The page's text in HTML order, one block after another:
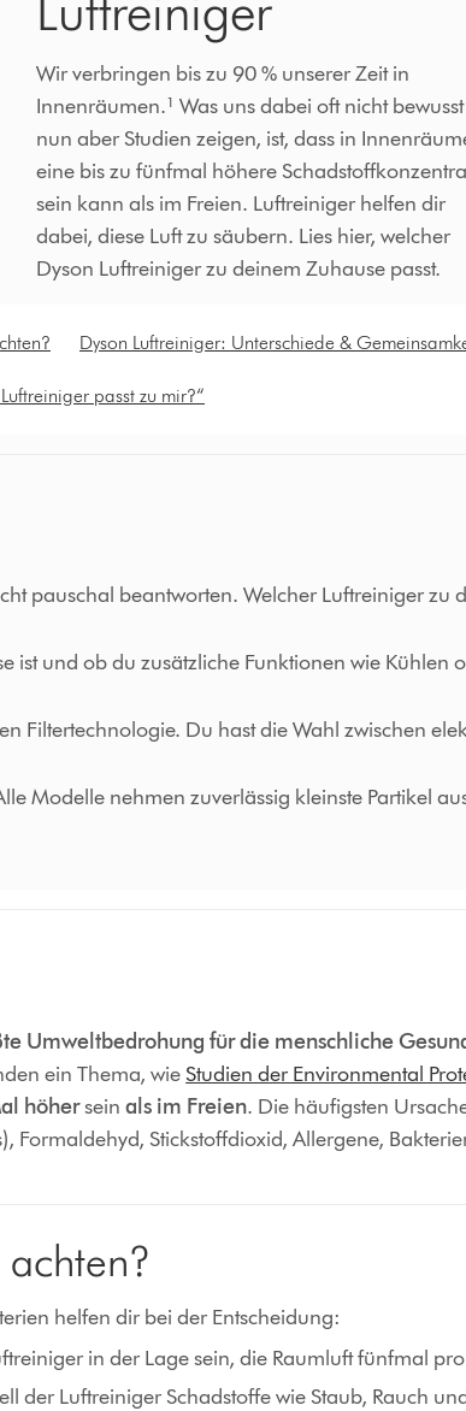
Wir verbringen bis zu 90 % unserer Zeit in
Innenräumen.¹ Was uns dabei oft nicht bewusst
nun aber Studien zeigen, ist, dass in
eine bis zu fünfmal höhere
sein kann als im Freien. Luftreiniger helfen dir
dabei, diese Luft zu säubern. Lies hier, welcher
Dyson Luftreiniger zu deinem Zuhause passt.
Dyson Luftreiniger: Unterschiede &
passt zu mir?“
pauschal beantworten. Welcher Luftreiniger zu
ist und ob du zusätzliche Funktionen wie Kühlen
Filtertechnologie. Du hast die Wahl zwischen
Modelle nehmen zuverlässig kleinste Partikel
Umweltbedrohung für die menschliche
ein Thema, wieStudien der Environmental
höherseinals im Freien. Die häufigsten
Formaldehyd, Stickstoffdioxid, Allergene,
helfen dir bei der Entscheidung:
in der Lage sein, die Raumluft fünfmal
der Luftreiniger Schadstoffe wie Staub, Rauch